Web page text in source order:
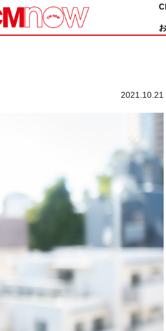
2021.10.21